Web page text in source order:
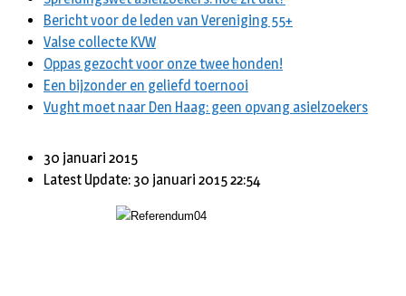
Bericht voor de leden van Vereniging 55+
Valse collecte KVW
Oppas gezocht voor onze twee honden!
Een bijzonder en geliefd toernooi
Vught moet naar Den Haag: geen opvang asielzoekers
30 januari 2015
Latest Update: 30 januari 2015 22:54